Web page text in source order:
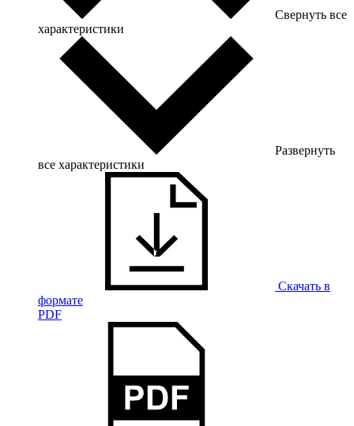
Свернуть все
характеристики
Развернуть
все характеристики
Скачать в
формате
PDF